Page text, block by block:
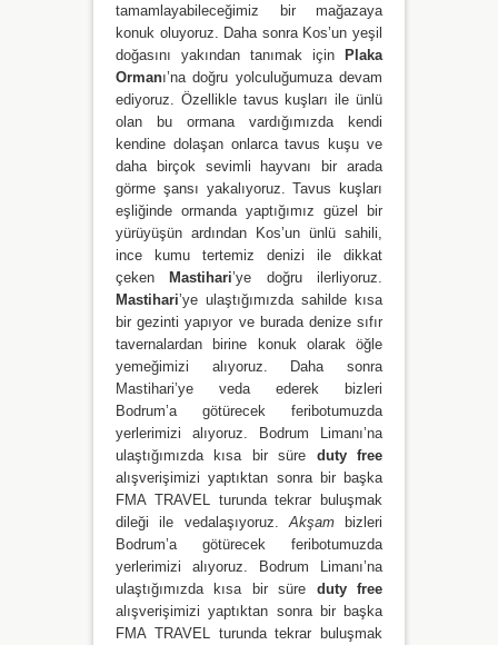
tamamlayabileceğimiz bir mağazaya
konuk oluyoruz. Daha sonra Kos’un yeşil
doğasını yakından tanımak için
Plaka
Ormanı’na doğru yolculuğumuza devam
ediyoruz. Özellikle tavus kuşları ile ünlü
olan bu ormana vardığımızda kendi
kendine dolaşan onlarca tavus kuşu ve
daha birçok sevimli hayvanı bir arada
görme şansı yakalıyoruz. Tavus kuşları
eşliğinde ormanda yaptığımız güzel bir
yürüyüşün ardından Kos’un ünlü sahili,
ince kumu tertemiz denizi ile dikkat
çeken
Mastihari’ye doğru ilerliyoruz.
Mastihari’ye ulaştığımızda sahilde kısa
bir gezinti yapıyor ve burada denize sıfır
tavernalardan birine konuk olarak öğle
yemeğimizi alıyoruz. Daha sonra
Mastihari’ye veda ederek bizleri
Bodrum’a götürecek feribotumuzda
yerlerimizi alıyoruz. Bodrum Limanı’na
ulaştığımızda kısa bir süre duty free
alışverişimizi yaptıktan sonra bir başka
FMA TRAVEL turunda tekrar buluşmak
dileği ile vedalaşıyoruz. Akşam
bizleri
Bodrum’a götürecek feribotumuzda
yerlerimizi alıyoruz. Bodrum Limanı’na
ulaştığımızda kısa bir süre duty free
alışverişimizi yaptıktan sonra bir başka
FMA TRAVEL turunda tekrar buluşmak